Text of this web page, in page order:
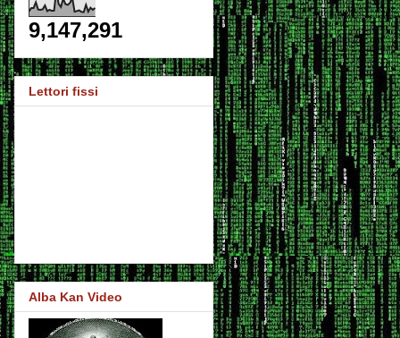
9,147,291
Lettori fissi
Alba Kan Video